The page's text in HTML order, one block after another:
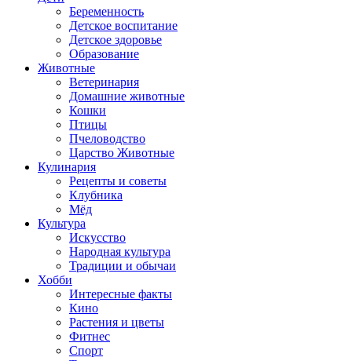
Беременность
Детское воспитание
Детское здоровье
Образование
Животные
Ветеринария
Домашние животные
Кошки
Птицы
Пчеловодство
Царство Животные
Кулинария
Рецепты и советы
Клубника
Мёд
Культура
Искусство
Народная культура
Традиции и обычаи
Хобби
Интересные факты
Кино
Растения и цветы
Фитнес
Спорт